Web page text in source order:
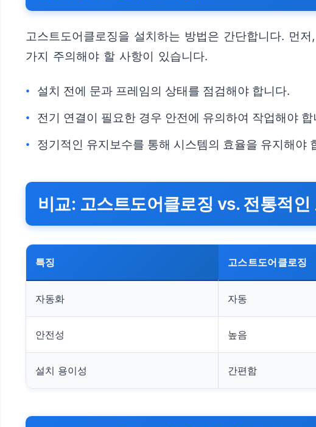
고스트도어클로징을 설치하는 방법은 간단합니다. 먼
가지 주의해야 할 사항이 있습니다.
설치 전에 문과 프레임의 상태를 점검해야 합니다.
전기 연결이 필요한 경우 안전에 유의하여 작업해야 합
정기적인 유지보수를 통해 시스템의 효율을 유지해야
비교: 고스트도어클로징 vs. 전통적인
특징 고스트도어클로징
자동화 자동
안전성 높음
설치 용이성 간편함